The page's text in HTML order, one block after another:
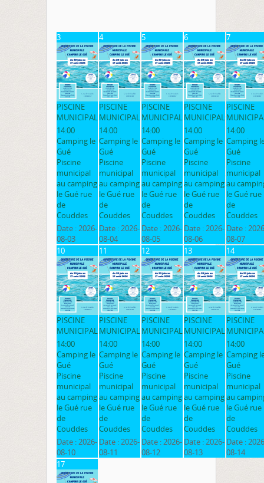
3
PISCINE
MUNICIPAL
14:00
Camping le
Gué
Piscine
municipal
au camping
le Gué rue
de
Couddes
Date :2026-
08-03
4
PISCINE
MUNICIPAL
14:00
Camping le
Gué
Piscine
municipal
au camping
le Gué rue
de
Couddes
Date :2026-
08-04
5
PISCINE
MUNICIPAL
14:00
Camping le
Gué
Piscine
municipal
au camping
le Gué rue
de
Couddes
Date :2026-
08-05
6
PISCINE
MUNICIPAL
14:00
Camping le
Gué
Piscine
municipal
au camping
le Gué rue
de
Couddes
Date :2026-
08-06
7
PISCINE
14:00
Camping
Gué
Piscine
municipal
au
le Gué rue
de
Couddes
Date :
08-07
10
PISCINE
MUNICIPAL
14:00
Camping le
Gué
Piscine
municipal
au camping
le Gué rue
de
Couddes
Date :2026-
08-10
11
PISCINE
MUNICIPAL
14:00
Camping le
Gué
Piscine
municipal
au camping
le Gué rue
de
Couddes
Date :2026-
08-11
12
PISCINE
MUNICIPAL
14:00
Camping le
Gué
Piscine
municipal
au camping
le Gué rue
de
Couddes
Date :2026-
08-12
13
PISCINE
MUNICIPAL
14:00
Camping le
Gué
Piscine
municipal
au camping
le Gué rue
de
Couddes
Date :2026-
08-13
14
PISCINE
14:00
Camping
Gué
Piscine
municipal
au
le Gué rue
de
Couddes
Date :
08-14
17